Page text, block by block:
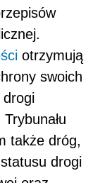
otrzymują
swoich
drogi
także dróg,
drogi